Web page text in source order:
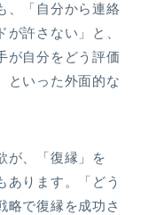
、「自分から連絡
許さない」と、
が自分をどう評価
といった外面的な
が、「復縁」を
あります。「どう
略で復縁を成功さ